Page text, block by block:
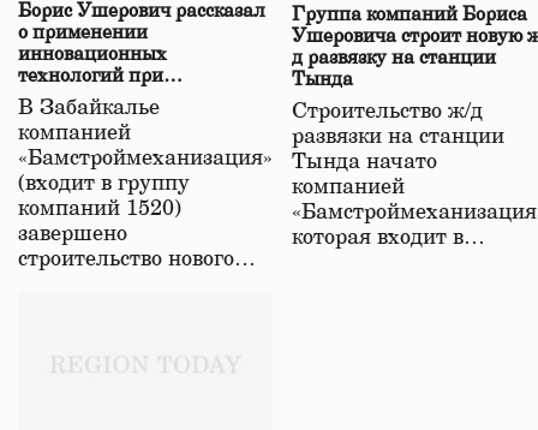
Борис Ушерович рассказал
о применении
инновационных
технологий при
строительстве нового моста
в Забайкалье
В Забайкалье
компанией
«Бамстроймеханизация»
(входит в группу
компаний 1520)
завершено
строительство нового…
Группа компаний Бориса
Ушеровича строит новую
д развязку на станции
Тында
Строительство ж/д
развязки на станции
Тында начато
компанией
которая входит в…